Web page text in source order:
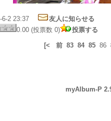
6-2 23:37
友人に知らせる
0.00 (投票数 0) 投票する
[< 前 83 84 85 86
myAlbum-P